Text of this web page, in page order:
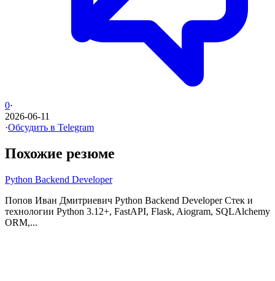
0·
2026-06-11
·Обсудить в Telegram
Похожие резюме
Python Backend Developer
Попов Иван Дмитриевич Python Backend Developer Стек и
технологии Python 3.12+, FastAPI, Flask, Aiogram, SQLAlchemy
ORM,...